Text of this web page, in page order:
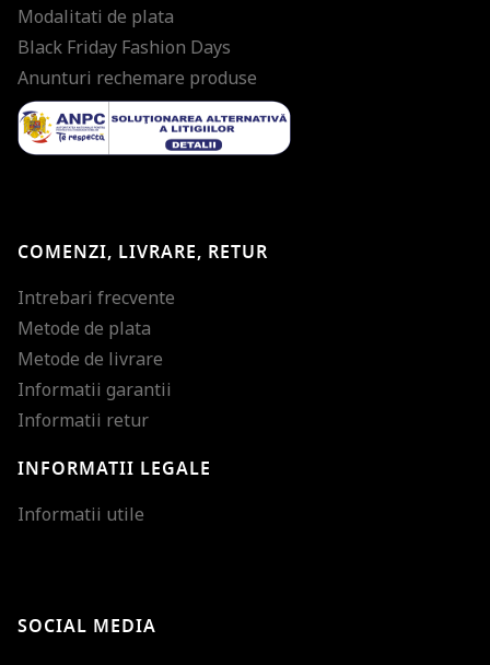
Modalitati de plata
Black Friday Fashion Days
Anunturi rechemare produse
COMENZI, LIVRARE, RETUR
Intrebari frecvente
Metode de plata
Metode de livrare
Informatii garantii
Informatii retur
INFORMATII LEGALE
Informatii utile
SOCIAL MEDIA